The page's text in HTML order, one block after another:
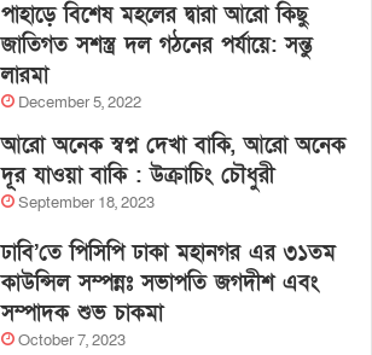
পাহাড়ে বিশেষ মহলের দ্বারা আরো কিছু
জাতিগত সশস্ত্র দল গঠনের পর্যায়ে: সন্তু
লারমা
December 5, 2022
আরো অনেক স্বপ্ন দেখা বাকি, আরো অনেক
দূর যাওয়া বাকি : উক্রাচিং চৌধুরী
September 18, 2023
ঢাবি’তে পিসিপি ঢাকা মহানগর এর ৩১তম
কাউন্সিল সম্পন্নঃ সভাপতি জগদীশ এবং
সম্পাদক শুভ চাকমা
October 7, 2023